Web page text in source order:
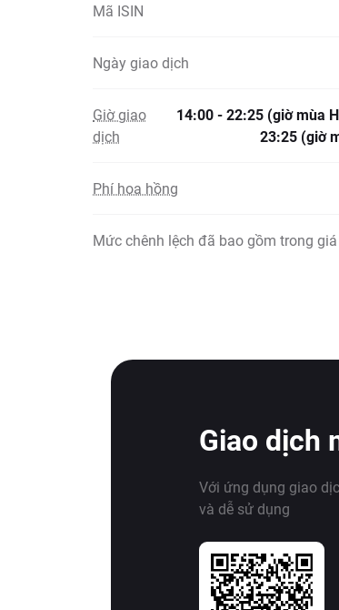
Mã ISIN
Ngày giao dịch
Giờ giao
dịch
14:00 - 22:25 (giờ mùa
23:25 (giờ
Phí hoa hồng
Mức chênh lệch đã bao gồm trong giá
Giao dịch
Với ứng dụng giao
và dễ sử dụng